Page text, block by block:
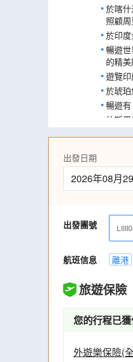
於喀
照顧周
於印
暢遊
的精
遊覽
於琥
暢遊
於斯
細意
住宿
出發日期
2026年08月
出發團號
航班信息 離港
旅遊保險
您的行程已
外遊樂保險(